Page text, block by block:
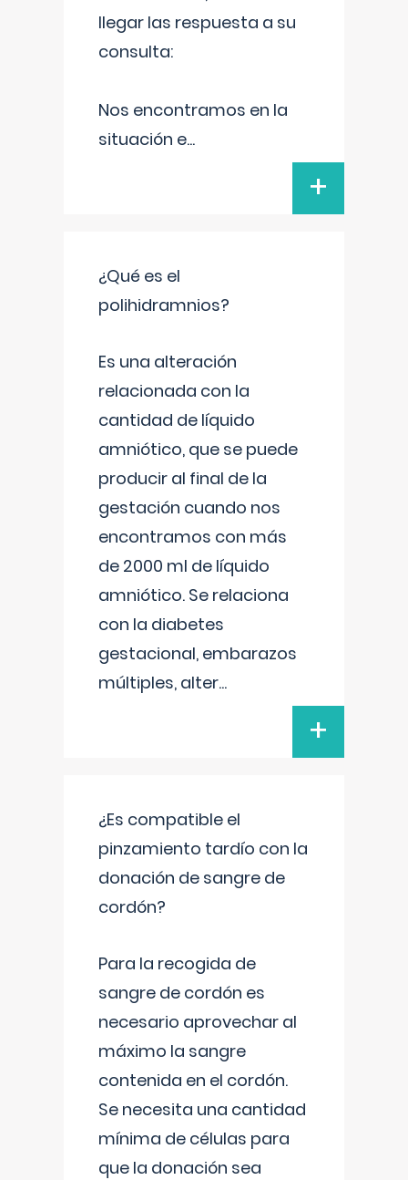
llegar las respuesta a su
consulta:
Nos encontramos en la
situación e...
+
¿Qué es el
polihidramnios?
Es una alteración
relacionada con la
cantidad de líquido
amniótico, que se puede
producir al final de la
gestación cuando nos
encontramos con más
de 2000 ml de líquido
amniótico. Se relaciona
con la diabetes
gestacional, embarazos
múltiples, alter...
+
¿Es compatible el
pinzamiento tardío con la
donación de sangre de
cordón?
Para la recogida de
sangre de cordón es
necesario aprovechar al
máximo la sangre
contenida en el cordón.
Se necesita una cantidad
mínima de células para
que la donación sea